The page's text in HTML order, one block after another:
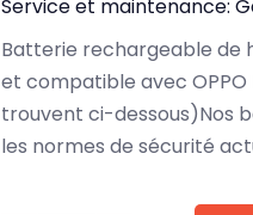
Service et maintenance:
Batterie rechargeable de
et compatible avec OPPO
trouvent ci-dessous)Nos
les normes de sécurité